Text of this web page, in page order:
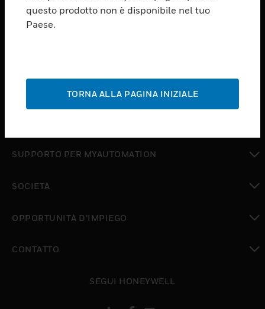
toggle view
SERVIZI
toggle view
toggle view
SUPPORTO PER MYAUTOMATION
SOCIETÀ
OPPORTUNITÀ D’IMPIEGO
CONTATTO
SEGUI HONEYWELL
questo prodotto non è disponibile nel tuo
Paese.
TORNA ALLA PAGINA INIZIALE